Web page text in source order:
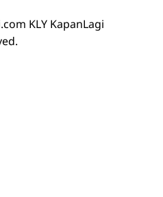
KLY KapanLagi